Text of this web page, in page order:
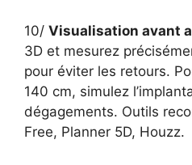
10/ Visualisation avant
3D et mesurez
pour éviter les retours.
140 cm, simulez
dégagements. Outils
Free, Planner 5D, Houzz.